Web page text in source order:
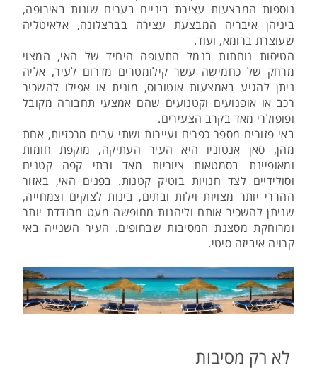
נוספות המבצעות עצירת ביניים בערים שונות באירופה,
ביניהן איבריה המבצעת עצירה בברצלונה, אלאיטליה
שעוצרת ברומא, ועוד.
הטיסות נוחתות בנמל התעופה היחיד של האי, המצוי
מרחק של כחמישה עשר קילומטרים מדרום לעיר, אליה
ניתן להגיע באמצעות אוטובוס, מונית או אפילו להשכיר
רכב או אופנועים וקטנועים שהם אמצעי תחבורה מקובל
ופופולרי מאד בקרב הצעירים.
באי פזורים מספר כפרים ועיירות ושתי ערים מרכזיות, אחת
מהן, סאן אנטוניו היא העיר העתיקה, מוקפת חומות
ומאופיינת בסמטאות ציוריות מאד ובתי קפה קטנים
וסולידיים לצד חנויות בוטיק קטנות. בפנים האי, באזור
ההררי יותר מצויות וילות ובתים, בינות לצוקים וצמחייה,
שניתן להשכיר אותם וליהנות מחופשה מעט מבודדת יותר
ומרוחקת מסצנת המסיבות שבחופים. העיר השנייה באי
קרויה איביזה סיטי.
לא רק מסיבות